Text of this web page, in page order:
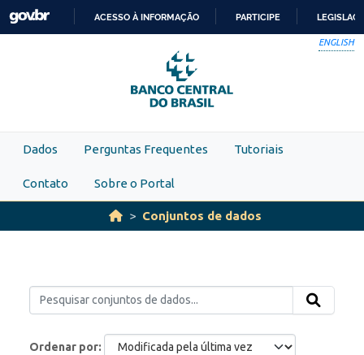
Skip to main content
PARA
O
CONTEÚDO
ACESSO À INFORMAÇÃO PARTICIPE
ENGLISH
Dados Perguntas Frequentes Tutoriais
Contato Sobre o Portal
Conjuntos de dados
Ordenar por